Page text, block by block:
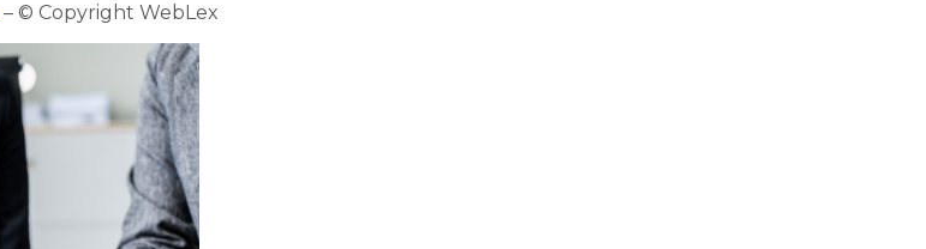
– © Copyright WebLex